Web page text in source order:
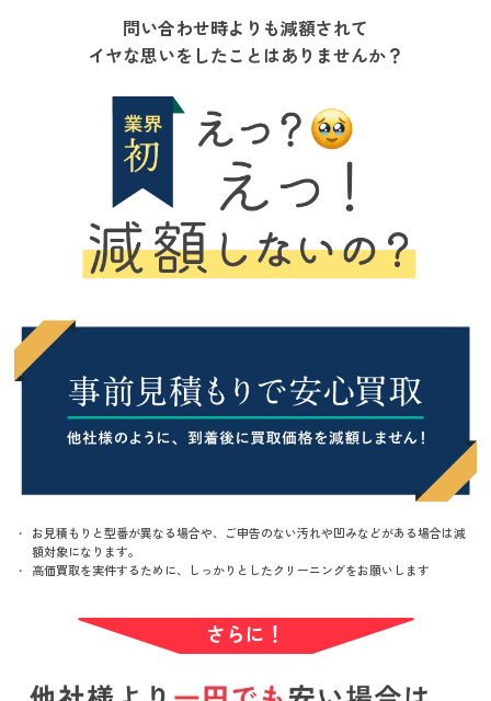
問い合わせ時よりも減額されて
イヤな思いをしたことはありませんか？
お見積もりと型番が異なる場合や、ご申告のない汚れや凹みなどがある場合は減
額対象になります。
高価買取を実件するために、しっかりとしたクリーニングをお願いします
さらに！